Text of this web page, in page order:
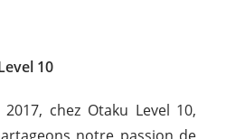
10
2017, chez Otaku Level 10,